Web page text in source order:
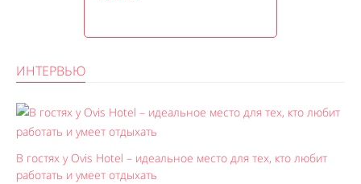
ИНТЕРВЬЮ
В гостях у Ovis Hotel – идеальное место для тех, кто любит
работать и умеет отдыхать